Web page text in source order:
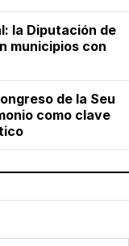
la Diputación de
municipios con
de la Seu
como clave